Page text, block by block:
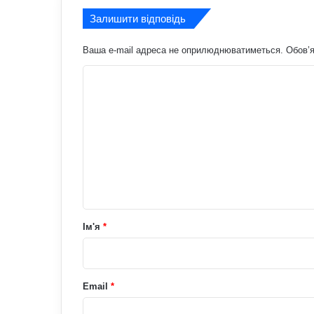
Залишити відповідь
Ваша e-mail адреса не оприлюднюватиметься.
рІм'я *
Email *